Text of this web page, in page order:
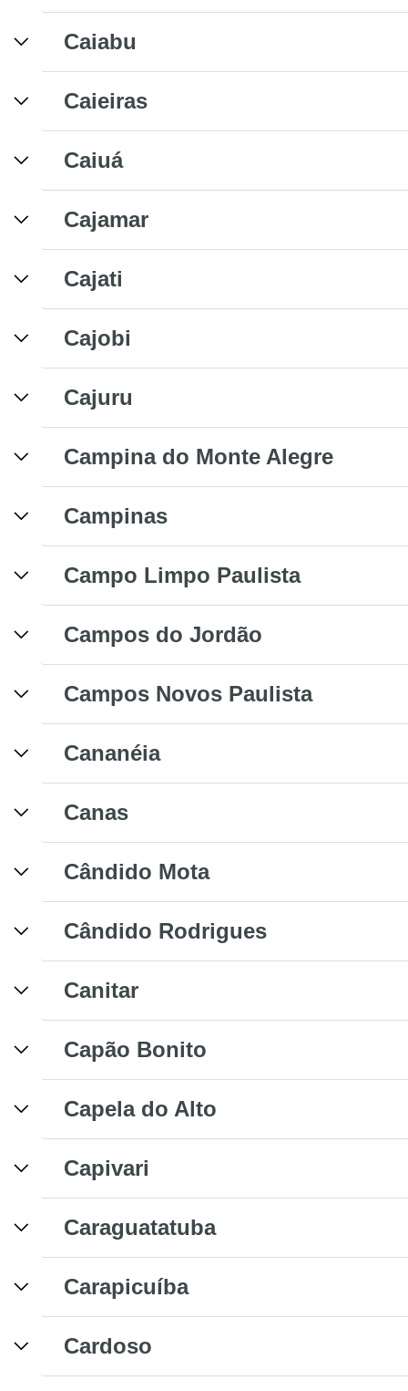
Caiabu
Caieiras
Caiuá
Cajamar
Cajati
Cajobi
Cajuru
Campina do Monte Alegre
Campinas
Campo Limpo Paulista
Campos do Jordão
Campos Novos Paulista
Cananéia
Canas
Cândido Mota
Cândido Rodrigues
Canitar
Capão Bonito
Capela do Alto
Capivari
Caraguatatuba
Carapicuíba
Cardoso